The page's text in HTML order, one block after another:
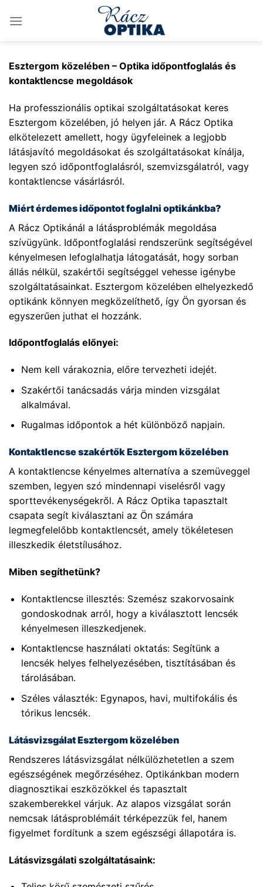
Esztergom közelében – Optika időpontfoglalás és
kontaktlencse megoldások
Ha professzionális optikai szolgáltatásokat keres
Esztergom közelében, jó helyen jár. A Rácz Optika
elkötelezett amellett, hogy ügyfeleinek a legjobb
látásjavító megoldásokat és szolgáltatásokat kínálja,
legyen szó időpontfoglalásról, szemvizsgálatról, vagy
kontaktlencse vásárlásról.
Miért érdemes időpontot foglalni optikánkba?
A Rácz Optikánál a látásproblémák megoldása
szívügyünk. Időpontfoglalási rendszerünk segítségével
kényelmesen lefoglalhatja látogatását, hogy sorban
állás nélkül, szakértői segítséggel vehesse igénybe
szolgáltatásainkat. Esztergom közelében elhelyezkedő
optikánk könnyen megközelíthető, így Ön gyorsan és
egyszerűen juthat el hozzánk.
Időpontfoglalás előnyei:
Nem kell várakoznia, előre tervezheti idejét.
Szakértői tanácsadás várja minden vizsgálat
alkalmával.
Rugalmas időpontok a hét különböző napjain.
Kontaktlencse szakértők Esztergom közelében
A kontaktlencse kényelmes alternatíva a szemüveggel
szemben, legyen szó mindennapi viselésről vagy
sporttevékenységekről. A Rácz Optika tapasztalt
csapata segít kiválasztani az Ön számára
legmegfelelőbb kontaktlencsét, amely tökéletesen
illeszkedik életstílusához.
Miben segíthetünk?
Kontaktlencse illesztés: Szemész szakorvosaink
gondoskodnak arról, hogy a kiválasztott lencsék
kényelmesen illeszkedjenek.
Kontaktlencse használati oktatás: Segítünk a
lencsék helyes felhelyezésében, tisztításában és
tárolásában.
Széles választék: Egynapos, havi, multifokális és
tórikus lencsék.
Látásvizsgálat Esztergom közelében
Rendszeres látásvizsgálat nélkülözhetetlen a szem
egészségének megőrzéséhez. Optikánkban modern
diagnosztikai eszközökkel és tapasztalt
szakemberekkel várjuk. Az alapos vizsgálat során
nemcsak látásproblémáit térképezzük fel, hanem
figyelmet fordítunk a szem egészségi állapotára is.
Látásvizsgálati szolgáltatásaink: